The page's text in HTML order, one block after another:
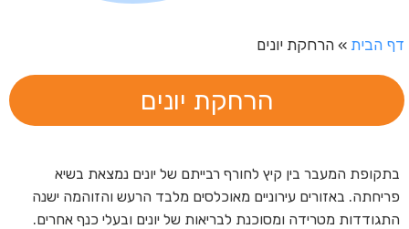
דף הבית»הרחקת יונים
הרחקת יונים
בתקופת המעבר בין קיץ לחורף רבייתם של יונים נמצאת בשיא
פריחתה. באזורים עירוניים מאוכלסים מלבד הרעש והזוהמה ישנה
התגודדות מטרידה ומסוכנת לבריאות של יונים ובעלי כנף אחרים.